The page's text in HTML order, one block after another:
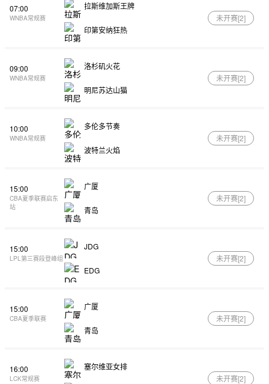
07:00
WNBA常规赛
拉斯维加斯王牌
印第安纳狂热
未开赛[2]
09:00
WNBA常规赛
洛杉矶火花
明尼苏达山猫
未开赛[2]
10:00
WNBA常规赛
多伦多节奏
波特兰火焰
未开赛[2]
15:00
CBA夏季联赛启东
站
广厦
青岛
未开赛[2]
15:00
LPL第三赛段登峰组
JDG
EDG
未开赛[2]
15:00
CBA夏季联赛
广厦
青岛
未开赛[2]
16:00
LCK常规赛
塞尔维亚女排
未开赛[2]